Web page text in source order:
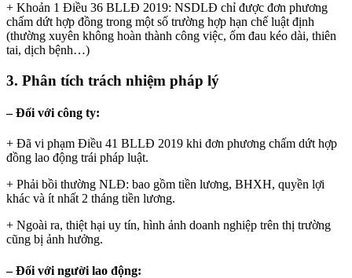
+ Khoản 1 Điều 36 BLLĐ 2019: NSDLĐ chỉ được đơn phương
chấm dứt hợp đồng trong một số trường hợp hạn chế luật định
(thường xuyên không hoàn thành công việc, ốm đau kéo dài, thiên
tai, dịch bệnh…)
3. Phân tích trách nhiệm pháp lý
– Đối với công ty:
+ Đã vi phạm Điều 41 BLLĐ 2019 khi đơn phương chấm dứt hợp
đồng lao động trái pháp luật.
+ Phải bồi thường NLĐ: bao gồm tiền lương, BHXH, quyền lợi
khác và ít nhất 2 tháng tiền lương.
+ Ngoài ra, thiệt hại uy tín, hình ảnh doanh nghiệp trên thị trường
cũng bị ảnh hưởng.
– Đối với người lao động: